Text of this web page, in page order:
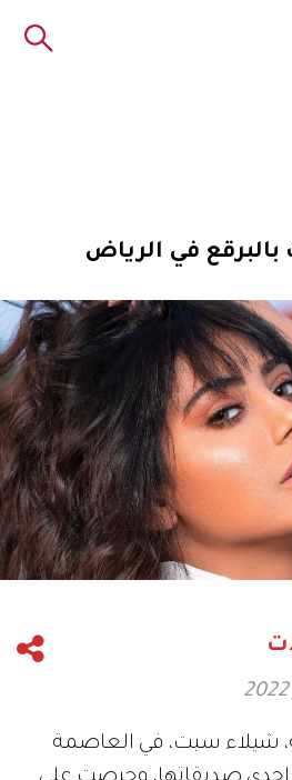
في الرياض
شيلاء سبت، في العاصمة